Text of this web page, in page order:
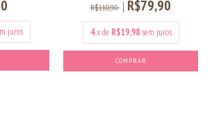
juros
R$110,90 R$79,90
4 x de R$19,98 sem juros
COMPRAR